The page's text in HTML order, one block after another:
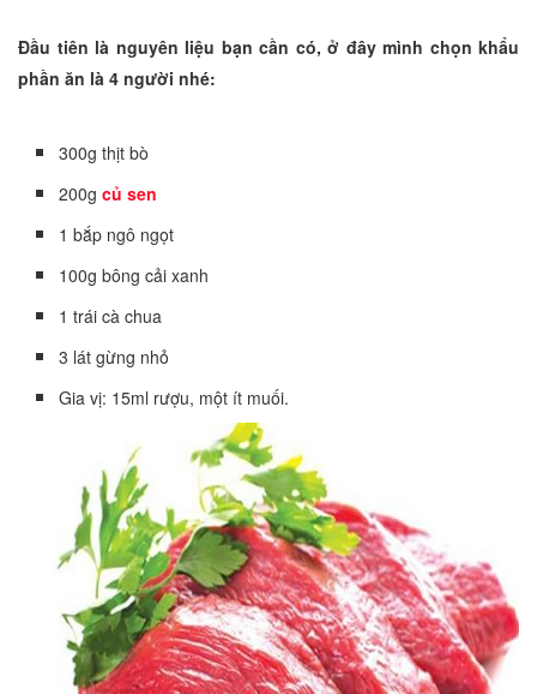
Đầu tiên là nguyên liệu bạn cần có, ở đây mình chọn khẩu
phần ăn là 4 người nhé:
300g thịt bò
200gcủ sen
1 bắp ngô ngọt
100g bông cải xanh
1 trái cà chua
3 lát gừng nhỏ
Gia vị: 15ml rượu, một ít muối.